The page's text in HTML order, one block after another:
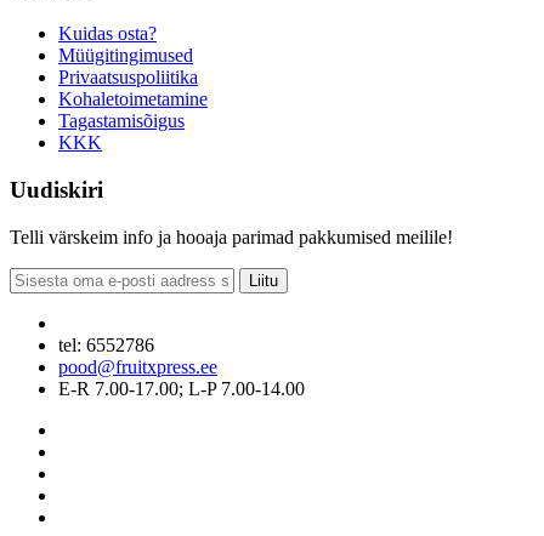
Kuidas osta?
Müügitingimused
Privaatsuspoliitika
Kohaletoimetamine
Tagastamisõigus
KKK
Uudiskiri
Telli värskeim info ja hooaja parimad pakkumised meilile!
Liitu
tel: 6552786
pood@fruitxpress.ee
E-R 7.00-17.00; L-P 7.00-14.00